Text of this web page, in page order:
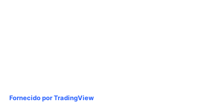
Fornecido por TradingView